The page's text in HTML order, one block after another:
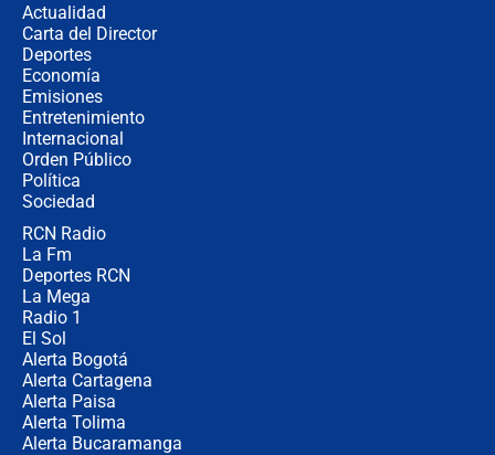
Actualidad
Carta del Director
Deportes
Economía
Emisiones
Entretenimiento
Internacional
Orden Público
Política
Sociedad
RCN Radio
La Fm
Deportes RCN
La Mega
Radio 1
El Sol
Alerta Bogotá
Alerta Cartagena
Alerta Paisa
Alerta Tolima
Alerta Bucaramanga